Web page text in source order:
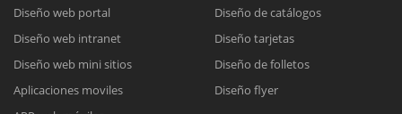
Diseño web portal
Diseño web intranet
Diseño web mini sitios
Aplicaciones moviles
Diseño de catálogos
Diseño tarjetas
Diseño de folletos
Diseño flyer